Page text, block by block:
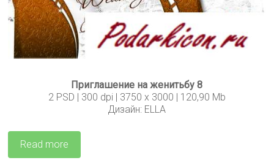
Приглашение на женитьбу 8
2 PSD | 300 dpi | 3750 x 3000 | 120,90 Mb
Дизайн: ELLA
Read more